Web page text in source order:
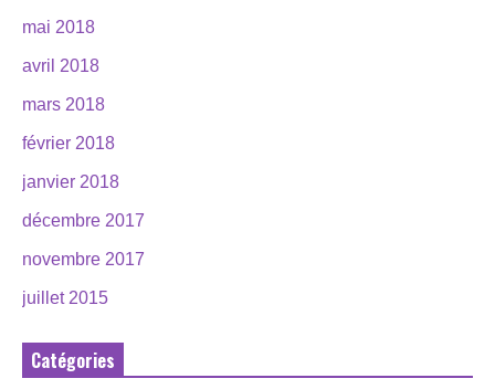
mai 2018
avril 2018
mars 2018
février 2018
janvier 2018
décembre 2017
novembre 2017
juillet 2015
Catégories